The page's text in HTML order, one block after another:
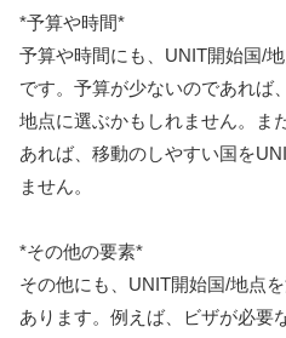
*予算や時間*
予算や時間にも、UNIT開始国/
です。予算が少ないのであれば
地点に選ぶかもしれません。ま
あれば、移動のしやすい国を
ません。
*その他の要素*
その他にも、UNIT開始国/地点
あります。例えば、ビザが必要